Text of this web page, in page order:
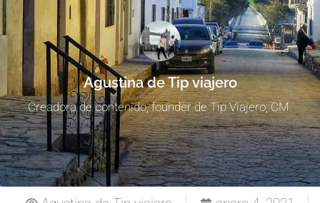
Agustina de Tip viajero
Creadora de contenido, founder de Tip Viajero, CM.